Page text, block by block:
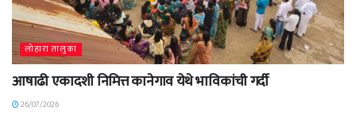
लोहारा तालुका
आषाढी एकादशी निमित्त कानेगाव येथे भाविकांची गर्दी
26/07/2026